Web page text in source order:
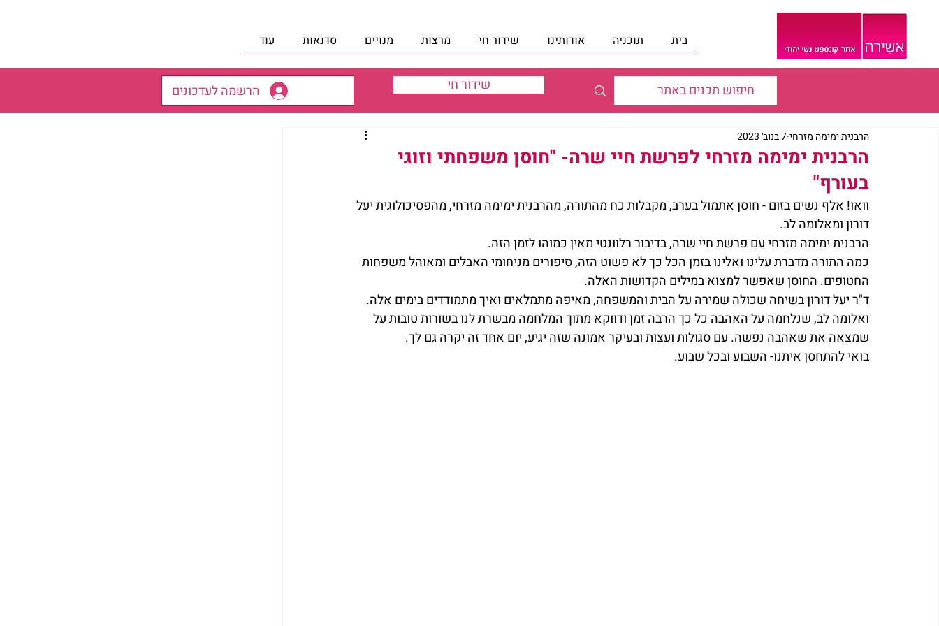
בית תוכניה אודותינו שידור חי מרצות מנויים סדנאות עוד
הרשמה לעדכונים שידור חי
הרבנית ימימה מזרחי לפרשת חיי שרה- "חוסן משפחתי וזוגי
בעורף"
הרבנית ימימה מזרחי7 בנוב׳ 2023
וואו! אלף נשים בזום - חוסן אתמול בערב, מקבלות כח מהתורה, מהרבנית ימימה מזרחי, מהפסיכולוגית יעל
דורון ומאלומה לב.
הרבנית ימימה מזרחי עם פרשת חיי שרה, בדיבור רלוונטי מאין כמוהו לזמן הזה.
כמה התורה מדברת עלינו ואלינו בזמן הכל כך לא פשוט הזה, סיפורים מניחומי האבלים ומאוהל משפחות
החטופים. החוסן שאפשר למצוא במילים הקדושות האלה.
ד"ר יעל דורון בשיחה שכולה שמירה על הבית והמשפחה, מאיפה מתמלאים ואיך מתמודדים בימים אלה.
ואלומה לב, שנלחמה על האהבה כל כך הרבה זמן ודווקא מתוך המלחמה מבשרת לנו בשורות טובות על
שמצאה את שאהבה נפשה. עם סגולות ועצות ובעיקר אמונה שזה יגיע, יום אחד זה יקרה גם לך.
בואי להתחסן איתנו- השבוע ובכל שבוע.